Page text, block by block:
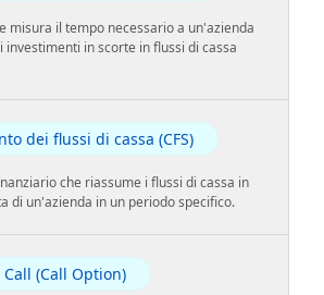
misura il tempo necessario a un'azienda
investimenti in scorte in flussi di cassa
dei flussi di cassa (CFS)
che riassume i flussi di cassa in
di un'azienda in un periodo specifico.
(Call Option)